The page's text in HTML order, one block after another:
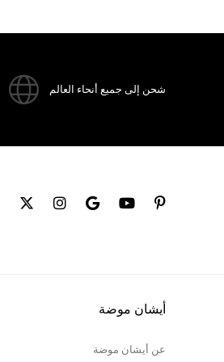
شحن إلى جميع أنحاء العالم
أيشان موضة
عن أيشان موضة